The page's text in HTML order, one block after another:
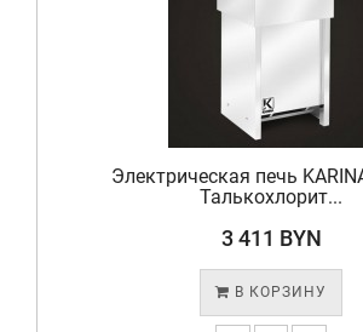
Электрическая печь
Талькохлорит...
3 411 BYN
В КОРЗИНУ